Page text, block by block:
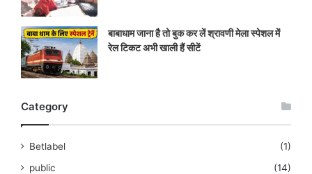
बाबाधाम जाना है तो बुक कर लें श्रावणी मेला स्पेशल में
रेल टिकट अभी खाली हैं सीटें
Category
Betlabel
(1)
public
(14)